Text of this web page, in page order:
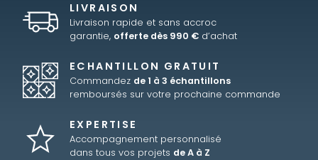
LIVRAISON
Livraison rapide et sans accroc
garantie, offerte dès 990 € d’achat
ECHANTILLON GRATUIT
Commandez de 1 à 3 échantillons
remboursés sur votre prochaine commande
EXPERTISE
Accompagnement personnalisé
dans tous vos projets de A à Z